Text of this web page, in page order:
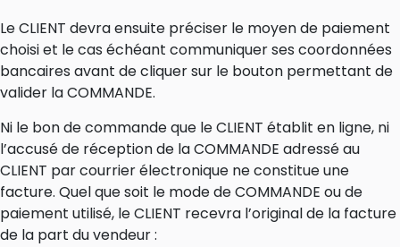
Le CLIENT devra ensuite préciser le moyen de paiement
choisi et le cas échéant communiquer ses coordonnées
bancaires avant de cliquer sur le bouton permettant de
valider la COMMANDE.
Ni le bon de commande que le CLIENT établit en ligne, ni
l’accusé de réception de la COMMANDE adressé au
CLIENT par courrier électronique ne constitue une
facture. Quel que soit le mode de COMMANDE ou de
paiement utilisé, le CLIENT recevra l’original de la facture
de la part du vendeur :